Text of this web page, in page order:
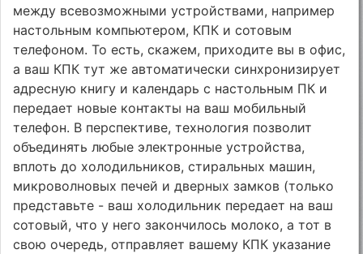
между всевозможными устройствами, например
настольным компьютером, КПК и сотовым
телефоном. То есть, скажем, приходите вы в офис,
а ваш КПК тут же автоматически синхронизирует
адресную книгу и календарь с настольным ПК и
передает новые контакты на ваш мобильный
телефон. В перспективе, технология позволит
объединять любые электронные устройства,
вплоть до холодильников, стиральных машин,
микроволновых печей и дверных замков (только
представьте - ваш холодильник передает на ваш
сотовый, что у него закончилось молоко, а тот в
свою очередь, отправляет вашему КПК указание